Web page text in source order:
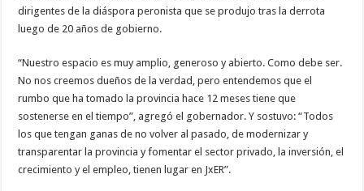
dirigentes de la diáspora peronista que se produjo tras la derrota
luego de 20 años de gobierno.
“Nuestro espacio es muy amplio, generoso y abierto. Como debe ser.
No nos creemos dueños de la verdad, pero entendemos que el
rumbo que ha tomado la provincia hace 12 meses tiene que
sostenerse en el tiempo”, agregó el gobernador. Y sostuvo: “Todos
los que tengan ganas de no volver al pasado, de modernizar y
transparentar la provincia y fomentar el sector privado, la inversión, el
crecimiento y el empleo, tienen lugar en JxER”.